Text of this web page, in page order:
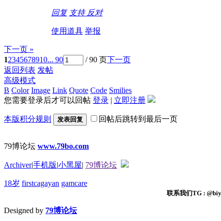
回复 支持 反对
使用道具 举报
下一页 »
12345678910... 90 / 90 页下一页
返回列表 发帖
高级模式
B Color Image Link Quote Code Smilies
您需要登录后才可以回帖 登录 | 立即注册
本版积分规则 发表回复 回帖后跳转到最后一页
79博论坛 www.79bo.com
Archiver|手机版|小黑屋| 79博论坛
18岁 firstcagayan gamcare
联系我们TG :
Designed by 79博论坛